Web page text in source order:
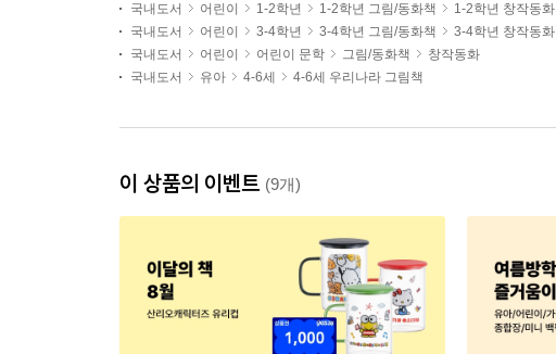
국내도서 어린이 1-2학년 1-2학년 그림/동화책
1-2학년 창작동화
국내도서
어린이 3-4학년 3-4학년 그림/동화책
3-4학년 창작동화
국내도서
어린이 어린이 문학 그림/동화책
창작동화
국내도서
유아 4-6세 4-6세 우리나라 그림책
이 상품의 이벤트 (9개)